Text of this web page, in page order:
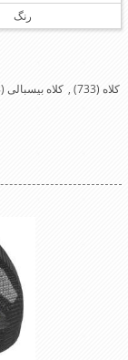
رنگ
کلاه (733)
, کلاه بیسبالی (78)